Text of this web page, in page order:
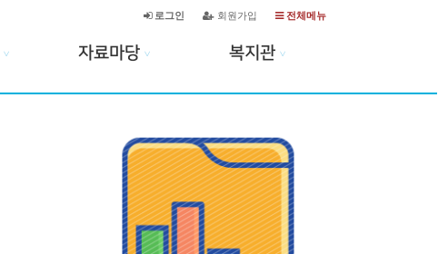
전체메뉴
회원가입
로그인
∨ 자료마당 ∨ 복지관 ∨